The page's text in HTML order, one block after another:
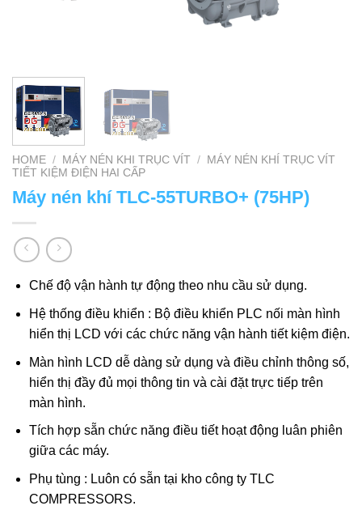
HOME / MÁY NÉN KHI TRỤC VÍT /
MÁY NÉN KHÍ TRỤC VÍT
TIẾT KIỆM ĐIỆN HAI CẤP
Máy nén khí TLC-55TURBO+ (75HP)
Chế độ vận hành tự động theo nhu cầu sử dụng.
Hệ thống điều khiển : Bộ điều khiển PLC nối màn hình
hiển thị LCD với các chức năng vận hành tiết kiệm điện.
Màn hình LCD dễ dàng sử dụng và điều chỉnh thông số,
hiển thị đầy đủ mọi thông tin và cài đặt trực tiếp trên
màn hình.
Tích hợp sẵn chức năng điều tiết hoạt động luân phiên
giữa các máy.
Phụ tùng : Luôn có sẵn tại kho công ty TLC
COMPRESSORS.